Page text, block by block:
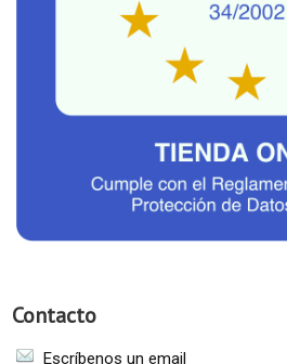
Contacto
Escríbenos un email